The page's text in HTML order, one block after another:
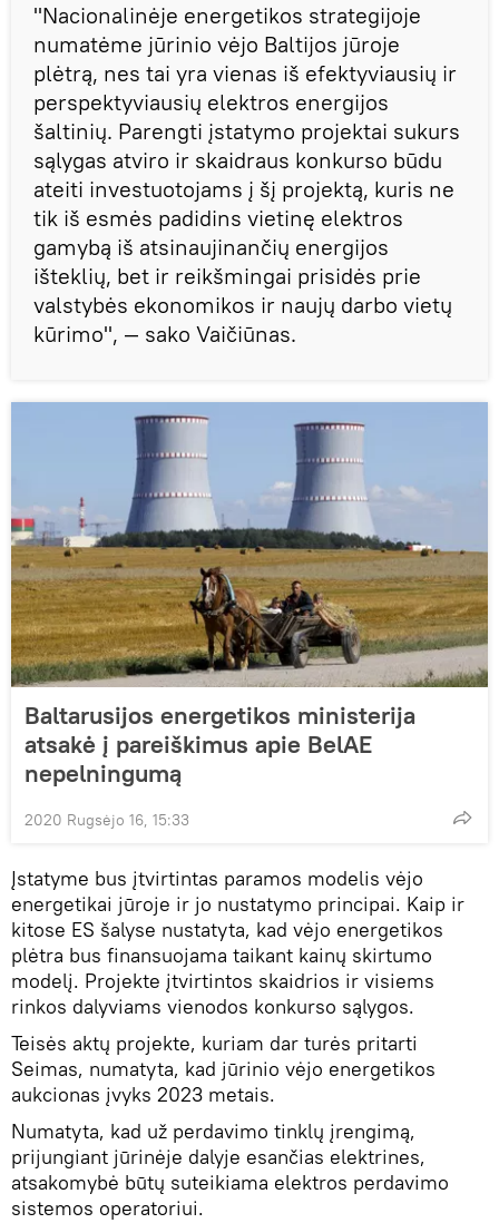
"Nacionalinėje energetikos strategijoje
numatėme jūrinio vėjo Baltijos jūroje
plėtrą, nes tai yra vienas iš efektyviausių ir
perspektyviausių elektros energijos
šaltinių. Parengti įstatymo projektai sukurs
sąlygas atviro ir skaidraus konkurso būdu
ateiti investuotojams į šį projektą, kuris ne
tik iš esmės padidins vietinę elektros
gamybą iš atsinaujinančių energijos
išteklių, bet ir reikšmingai prisidės prie
valstybės ekonomikos ir naujų darbo vietų
kūrimo", — sako Vaičiūnas.
Baltarusijos energetikos ministerija
atsakė į pareiškimus apie BelAE
nepelningumą
2020 Rugsėjo 16, 15:33
Įstatyme bus įtvirtintas paramos modelis vėjo
energetikai jūroje ir jo nustatymo principai. Kaip ir
kitose ES šalyse nustatyta, kad vėjo energetikos
plėtra bus finansuojama taikant kainų skirtumo
modelį. Projekte įtvirtintos skaidrios ir visiems
rinkos dalyviams vienodos konkurso sąlygos.
Teisės aktų projekte, kuriam dar turės pritarti
Seimas, numatyta, kad jūrinio vėjo energetikos
aukcionas įvyks 2023 metais.
Numatyta, kad už perdavimo tinklų įrengimą,
prijungiant jūrinėje dalyje esančias elektrines,
atsakomybė būtų suteikiama elektros perdavimo
sistemos operatoriui.